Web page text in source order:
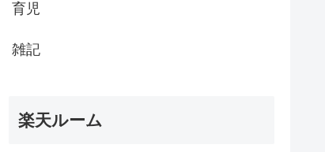
育児
雑記
楽天ルーム